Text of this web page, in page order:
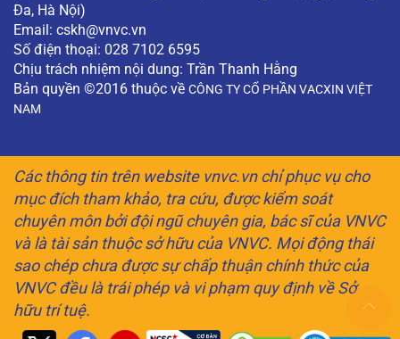
Đa, Hà Nội)
Email: cskh@vnvc.vn
Số điện thoại: 028 7102 6595
Chịu trách nhiệm nội dung: Trần Thanh Hằng
Bản quyền ©2016 thuộc về CÔNG TY CỔ PHẦN VACXIN VIỆT
NAM
Các thông tin trên website vnvc.vn chỉ phục vụ cho
mục đích tham khảo, tra cứu, được kiểm soát
chuyên môn bởi đội ngũ chuyên gia, bác sĩ của VNVC
và là tài sản thuộc sở hữu của VNVC. Mọi động thái
sao chép chưa được sự chấp thuận chính thức của
VNVC đều là trái phép và vi phạm quy định về Sở
hữu trí tuệ.